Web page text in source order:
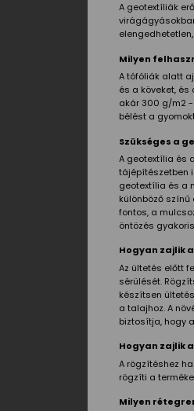
A geotextíliák
Milyen
A tófóliák alatt
és a köveket,
akár 300 g/m2 -
bélést a
Szükséges a
A geotextília és
tájépítészetben
geotextília és a
különböző
fontos, a
öntözés
Hogyan zajlik
Az ültetés előtt
sérülését.
készítsen
a talajhoz. A
biztosítja, hogy
Hogyan zajlik
A rögzítéshez
rögzíti a
Milyen